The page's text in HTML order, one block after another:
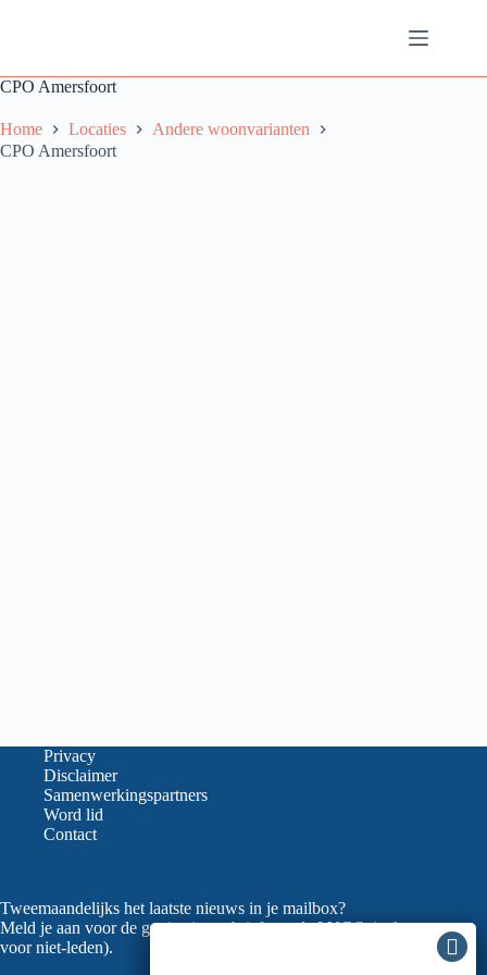
CPO Amersfoort
Home Locaties
Andere woonvarianten
CPO Amersfoort
Privacy
Disclaimer
Samenwerkingspartners
Word lid
Contact
Tweemaandelijks het laatste nieuws in je mailbox?
Meld je aan voor de gratis nieuwsbrief van de LVGO (ook
voor niet-leden).